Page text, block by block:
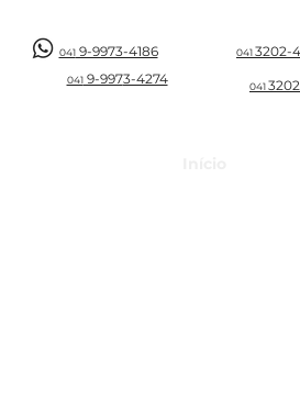
0419-9973-4186
0419-9973-4274
0413202-
041